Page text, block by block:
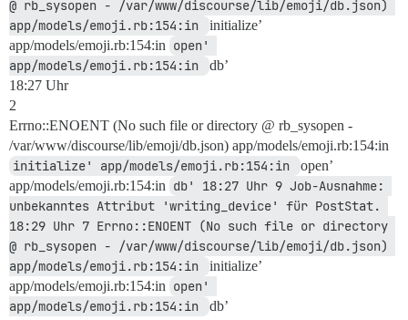
@ rb_sysopen - /var/www/discourse/lib/emoji/db.json)
app/models/emoji.rb:154:in
initialize’
app/models/emoji.rb:154:in open'
app/models/emoji.rb:154:in
db’
18:27 Uhr
2
Errno::ENOENT (No such file or directory @ rb_sysopen -
/var/www/discourse/lib/emoji/db.json) app/models/emoji.rb:154:in
initialize' app/models/emoji.rb:154:in
open’
app/models/emoji.rb:154:in db' 18:27 Uhr 9 Job-Ausnahme:
unbekanntes Attribut 'writing_device' für PostStat.
18:29 Uhr 7 Errno::ENOENT (No such file or directory
@ rb_sysopen - /var/www/discourse/lib/emoji/db.json)
app/models/emoji.rb:154:in
initialize’
app/models/emoji.rb:154:in open'
app/models/emoji.rb:154:in
db’